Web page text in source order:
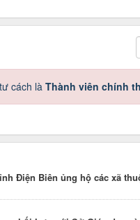
cách làThành viên chính
Điện Biên ủng hộ các xã